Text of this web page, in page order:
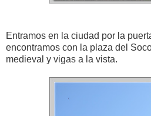
Entramos en la ciudad por la
encontramos con la plaza del
medieval y vigas a la vista.